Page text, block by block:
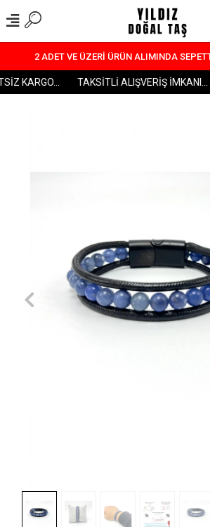
2 ADET VE ÜZERİ ÜRÜN ALIMINDA
KARGO... TAKSİTLİ ALIŞVERİŞ İMKANI...